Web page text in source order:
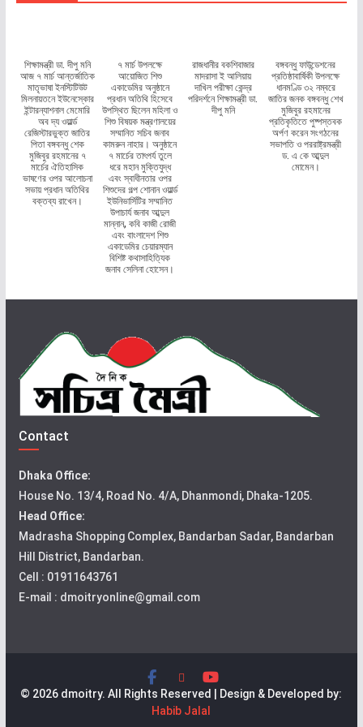
শিক্ষামন্ত্রী ডা. দীপু মনি
আজ ৭ মার্চ আন্তর্জাতিক
মাতৃভাষা ইনস্টিটিউট
মিলনায়তনে ইউনেস্কোর
ইন্টারন্যাশনাল মেমোরি
অব দ্য ওয়ার্ল্ড
রেজিস্টারভুক্ত জাতির
পিতা বঙ্গবন্ধু শেক
মুজিবুর রহমানের ৭
মার্চের ঐতিহাসিক
ভাষণের ওপর আলোচনা
সভায় প্রধান অতিথির
বক্তব্য রাখেন।
৭ মার্চ উপলক্ষে
আয়োজিত শিশু
একাডেমির অনুষ্ঠানে
প্রধান অতিথি হিসেবে
উপস্থিত ছিলেন মহিলা ও
শিশু বিষয়ক মন্ত্রণালয়ের
সম্মানিত সচিব জনাব
কামরুন নাহার। অনুষ্ঠানে
৭ মার্চের তাৎপর্য তুলে
ধরে মহান মুক্তিযুদ্ধ
এবং স্বাধীনতার ওপর
শিশুদের গল্প শোনান ওয়ার্ল্ড
ইউনিভার্সিটির সম্মানিত
উপাচার্য জনাব আব্দুল
মান্নান, কবি কাজী রোজী
এবং বাংলাদেশ শিশু
একাডেমির চেয়ারম্যান
বিশিষ্ট কথাসাহিত্যিক
জনাব সেলিনা হোসেন।
রাজধানীর বকশিবাজার
মাদরাসা ই আলিয়ায়
দাখিল পরীক্ষা কেন্দ্র
পরিদর্শনে শিক্ষামন্ত্রী ডা.
দীপু মনি
বঙ্গবন্ধু ফাউন্ডেশনের
প্রতিষ্ঠাবার্ষিকী উপলক্ষে
ধানমণ্ডি ৩২ নম্বরে
জাতির জনক বঙ্গবন্ধু শেখ
মুজিবুর রহমানের
প্রতিকৃতিতে পুষ্পস্তবক
অর্পণ করেন সংগঠনের
সভাপতি ও পররাষ্ট্রমন্ত্রী
ড. এ কে আব্দুল
মোমেন।
Contact
Dhaka Office:
House No. 13/4, Road No. 4/A, Dhanmondi, Dhaka-1205.
Head Office:
Madrasha Shopping Complex, Bandarban Sadar, Bandarban
Hill District, Bandarban.
Cell : 01911643761
E-mail : dmoitryonline@gmail.com
© 2026 dmoitry. All Rights Reserved | Design & Developed by:
Habib Jalal